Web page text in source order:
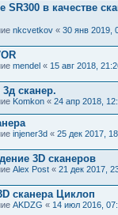
SR300 в качестве
nkcvetkov « 30 янв 2019,
mendel « 15 авг 2018,
сканер.
Komkon « 24 апр 2018,
injener3d « 25 дек 2017,
3D сканеров
Alex Post « 21 дек 2017,
сканера Циклоп
AKDZG « 14 июл 2016,